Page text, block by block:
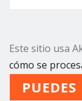
Este sitio usa
cómo se